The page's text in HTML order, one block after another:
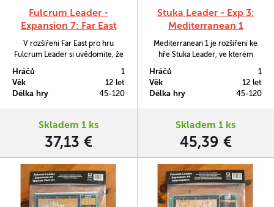
Fulcrum Leader -
Expansion 7: Far East
V rozšíření Far East pro hru
Fulcrum Leader si uvědomíte, že
východu. Najdeme zde letadla
vzdušných sil Čínské lidové
osvobozenské armády.
Hráčů
1
Věk
12 let
Délka hry
45-120
Skladem 1 ks
37,13 €
Stuka Leader - Exp 3:
Mediterranean 1
Mediterranean 1 je rozšíření ke
hře Stuka Leader, ve kterém
letecké bitvy vést s letadly
Hráčů
1
Věk
12 let
Délka hry
45-120
Skladem 1 ks
45,39 €